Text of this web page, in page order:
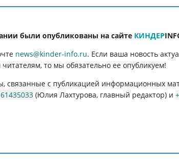
были опубликованы на сайте КИНДЕР
news@kinder-info.ru. Если ваша новость
то мы обязательно ее опубликуем!
связанные с публикацией информационных
(Юлия Лахтурова, главный редактор) и